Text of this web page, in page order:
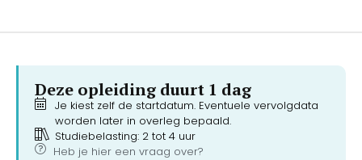
Deze opleiding duurt 1 dag
Je kiest zelf de startdatum. Eventuele vervolgdata
worden later in overleg bepaald.
Studiebelasting: 2 tot 4 uur
Heb je hier een vraag over?